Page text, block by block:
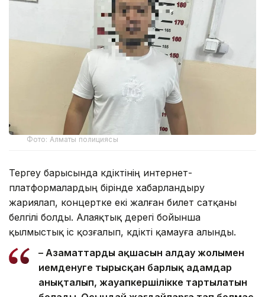
Фото: Алматы полициясы
Тергеу барысында күдіктінің интернет-
платформалардың бірінде хабарландыру
жариялап, концертке екі жалған билет сатқаны
белгілі болды. Алаяқтық дерегі бойынша
қылмыстық іс қозғалып, күдікті қамауға алынды.
– Азаматтардың ақшасын алдау жолымен
иемденуге тырысқан барлық адамдар
анықталып, жауапкершілікке тартылатын